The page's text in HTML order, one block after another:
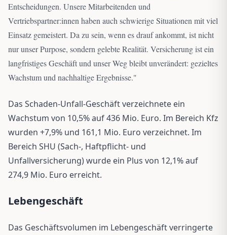
Entscheidungen. Unsere Mitarbeitenden und
Vertriebspartner:innen haben auch schwierige Situationen mit viel
Einsatz gemeistert. Da zu sein, wenn es drauf ankommt, ist nicht
nur unser Purpose, sondern gelebte Realität. Versicherung ist ein
langfristiges Geschäft und unser Weg bleibt unverändert: gezieltes
Wachstum und nachhaltige Ergebnisse."
Das Schaden-Unfall-Geschäft verzeichnete ein
Wachstum von 10,5% auf 436 Mio. Euro. Im Bereich Kfz
wurden +7,9% und 161,1 Mio. Euro verzeichnet. Im
Bereich SHU (Sach-, Haftpflicht- und
Unfallversicherung) wurde ein Plus von 12,1% auf
274,9 Mio. Euro erreicht.
Lebengeschäft
Das Geschäftsvolumen im Lebengeschäft verringerte